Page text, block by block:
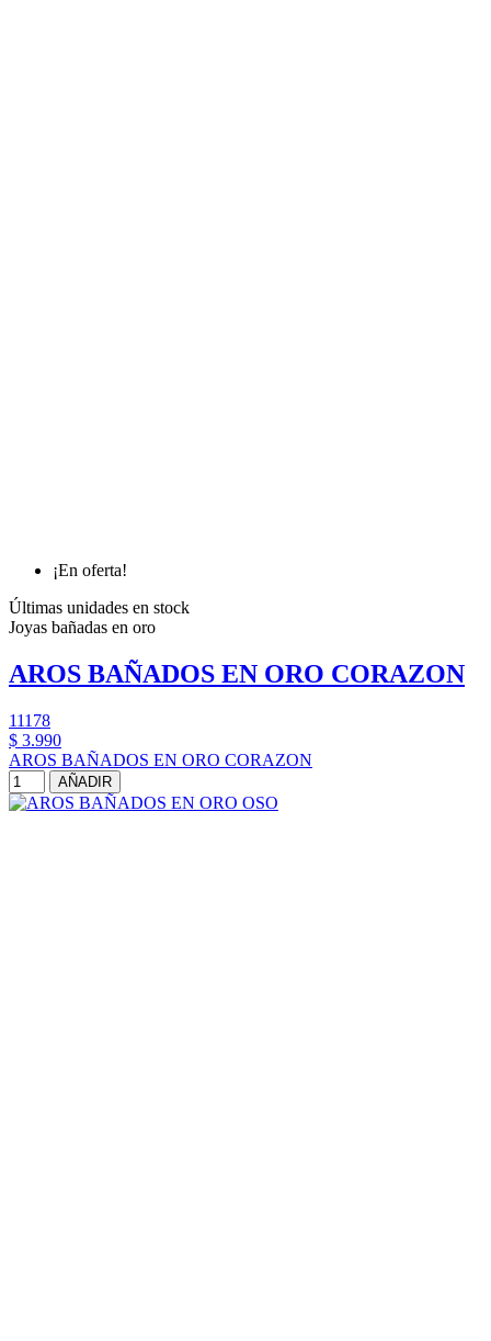
¡En oferta!
Últimas unidades en stock
Joyas bañadas en oro
AROS BAÑADOS EN ORO CORAZON
11178
$ 3.990
AROS BAÑADOS EN ORO CORAZON
AÑADIR